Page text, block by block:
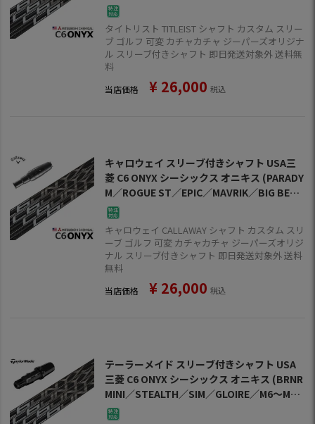
タイトリスト TITLEIST シャフト カスタム スリー
ブ ゴルフ 可変 カチャカチャ ジーパーズオリジナ
ル スリーブ付きシャフト 即日発送対象外 送料無
料
当店価格 ¥ 26,000 税込
キャロウェイ スリーブ付きシャフト USA三
菱 C6 ONYX シーシックス オニキス (PARADY
M／ROGUE ST／EPIC／MAVRIK／BIG BERT
HA)
キャロウェイ CALLAWAY シャフト カスタム スリ
ーブ ゴルフ 可変 カチャカチャ ジーパーズオリジ
ナル スリーブ付きシャフト 即日発送対象外 送料
無料
当店価格 ¥ 26,000 税込
テーラーメイド スリーブ付きシャフト USA
三菱 C6 ONYX シーシックス オニキス (BRNR
MINI／STEALTH／SIM／GLOIRE／M6～M1
／RBZ)